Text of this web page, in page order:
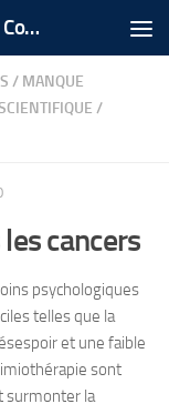
Hypnose - Hypnothérapie exclusive - Coaching Médical Spécialisé - Tél/Whatsapp +212 666 535 866
/ MANQUE
/
cancers
psychologiques
telles que la
et une faible
sont
surmonter la